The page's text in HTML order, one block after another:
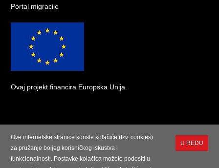
Portal migracije ​
Ovaj projekt financira Europska Unija.
Ove internetske stranice koriste kolačiće (tzv. cookies)
za pružanje boljeg korisničkog iskustva i
funkcionalnosti. Postavke kolačića možete podesiti u
U REDU